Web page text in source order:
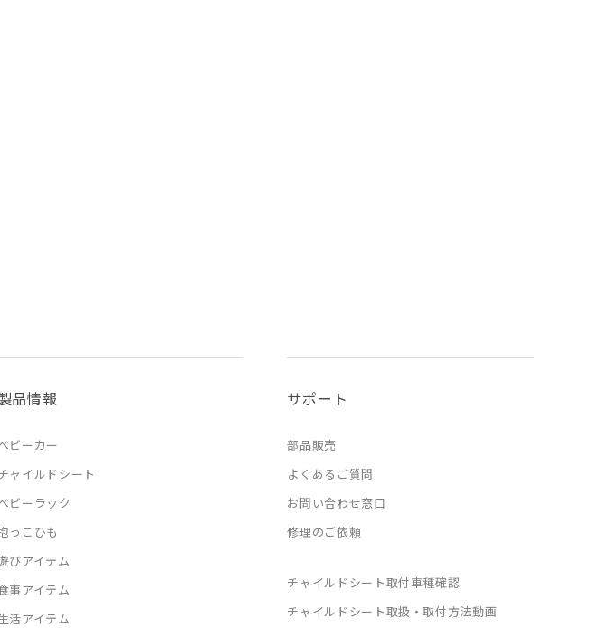
品情報
ビーカー
ャイルドシート
ビーラック
っこひも
びアイテム
事アイテム
活アイテム
サポート
部品販売
よくあるご質問
お問い合わせ窓口
修理のご依頼
チャイルドシート取付車種確認
チャイルドシート取扱・取付方法動画